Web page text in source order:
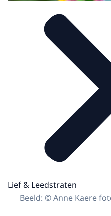
Lief & Leedstraten
Beeld: © Anne Kaere